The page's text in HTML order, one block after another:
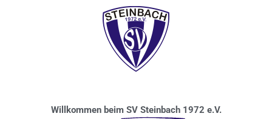
Willkommen beim SV Steinbach 1972 e.V.